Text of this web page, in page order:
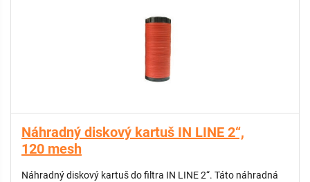
Náhradný diskový kartuš IN LINE 2“,
120 mesh
Náhradný diskový kartuš do filtra IN LINE 2“. Táto náhradná